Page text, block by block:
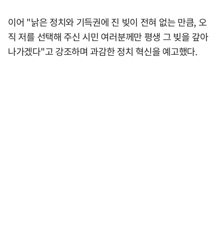
이어 "낡은 정치와 기득권에 진 빚이 전혀 없는 만큼, 오
직 저를 선택해 주신 시민 여러분께만 평생 그 빚을 갚아
나가겠다"고 강조하며 과감한 정치 혁신을 예고했다.